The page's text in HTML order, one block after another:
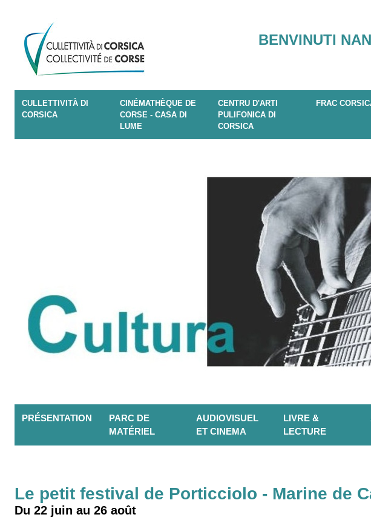
BENVINUTI
CULLETTIVITÀ DI
CORSICA
CINÉMATHÈQUE DE
CORSE - CASA DI
LUME
CENTRU D'ARTI
PULIFONICA DI
CORSICA
FRAC
PRÉSENTATION
PARC DE
MATÉRIEL
AUDIOVISUEL
ET CINEMA
LIVRE &
LECTURE
Le petit festival de Porticciolo - Marine de
Du 22 juin au 26 août